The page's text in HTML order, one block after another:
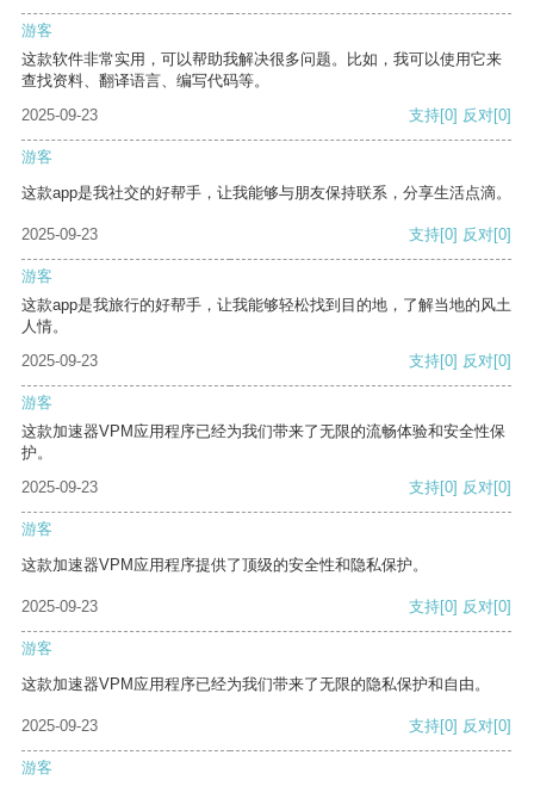
游客
这款软件非常实用，可以帮助我解决很多问题。比如，我可以使用它来
查找资料、翻译语言、编写代码等。
2025-09-23
支持[0] 反对[0]
游客
这款app是我社交的好帮手，让我能够与朋友保持联系，分享生活点滴。
2025-09-23 支持[0] 反对[0]
游客
这款app是我旅行的好帮手，让我能够轻松找到目的地，了解当地的风土
人情。
2025-09-23
支持[0] 反对[0]
游客
这款加速器VPM应用程序已经为我们带来了无限的流畅体验和安全性保
护。
2025-09-23
支持[0] 反对[0]
游客
这款加速器VPM应用程序提供了顶级的安全性和隐私保护。
2025-09-23 支持[0] 反对[0]
游客
这款加速器VPM应用程序已经为我们带来了无限的隐私保护和自由。
2025-09-23 支持[0] 反对[0]
游客